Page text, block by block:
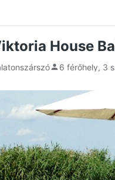
House
6 férőhely, 3